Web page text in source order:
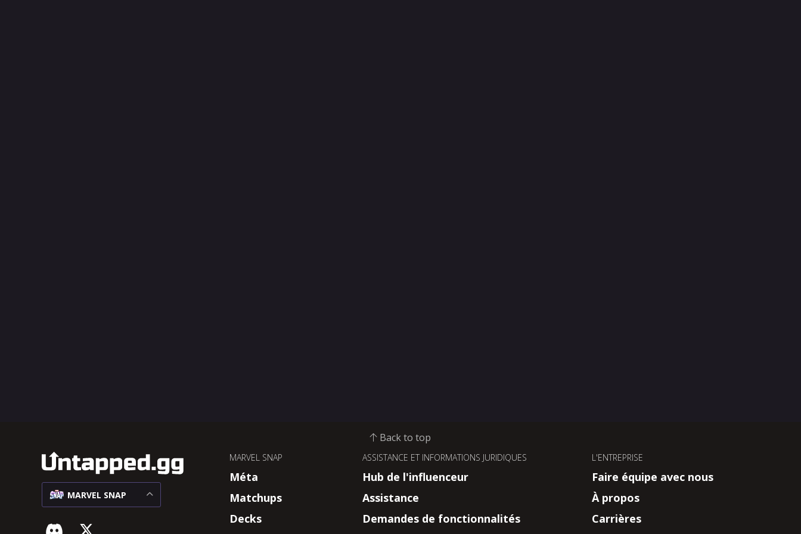
Back to top
MARVEL SNAP
MARVEL SNAP
Méta
Matchups
Decks
ASSISTANCE ET INFORMATIONS JURIDIQUES
Hub de l'influenceur
Assistance
Demandes de fonctionnalités
L'ENTREPRISE
Faire équipe avec nous
À propos
Carrières